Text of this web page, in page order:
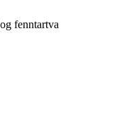
fenntartva